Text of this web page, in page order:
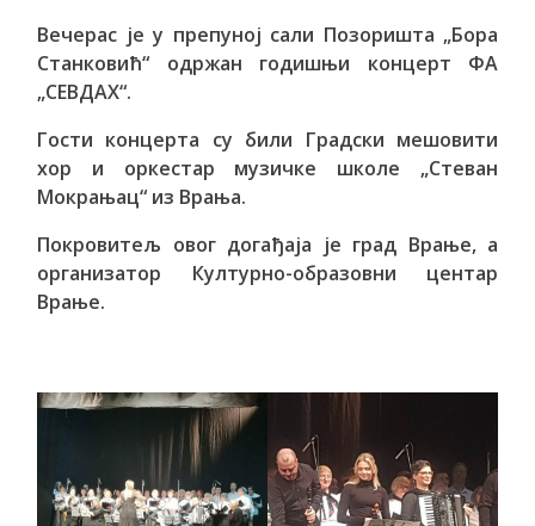
Вечерас је у препуној сали Позоришта „Бора
Станковић“ одржан годишњи концерт ФА
„СЕВДАХ“.
Гости концерта су били Градски мешовити
хор и оркестар музичке школе „Стеван
Мокрањац“ из Врања.
Покровитељ овог догађаја је град Врање, а
организатор Културно-образовни центар
Врање.